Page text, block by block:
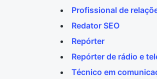
Profissional de
Redator SEO
Repórter
Repórter de rádio e
Técnico em